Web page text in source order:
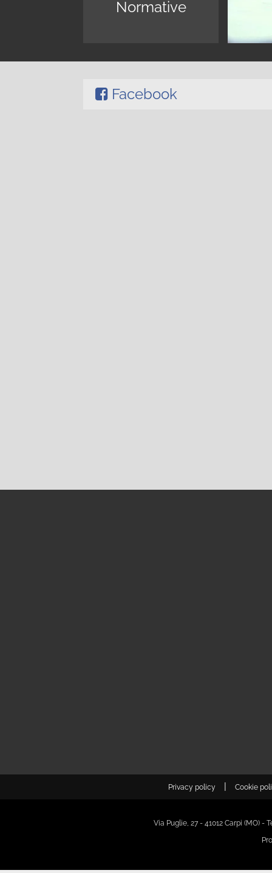
Normative
Facebook
Privacy policy Cookie
Via Puglie, 27 - 41012 Carpi (MO) -